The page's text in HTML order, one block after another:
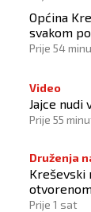
Općina
svakom
Prije 54
Video
Jajce nudi
Prije 55
Druženja
Kreševski
Prije 1 sat